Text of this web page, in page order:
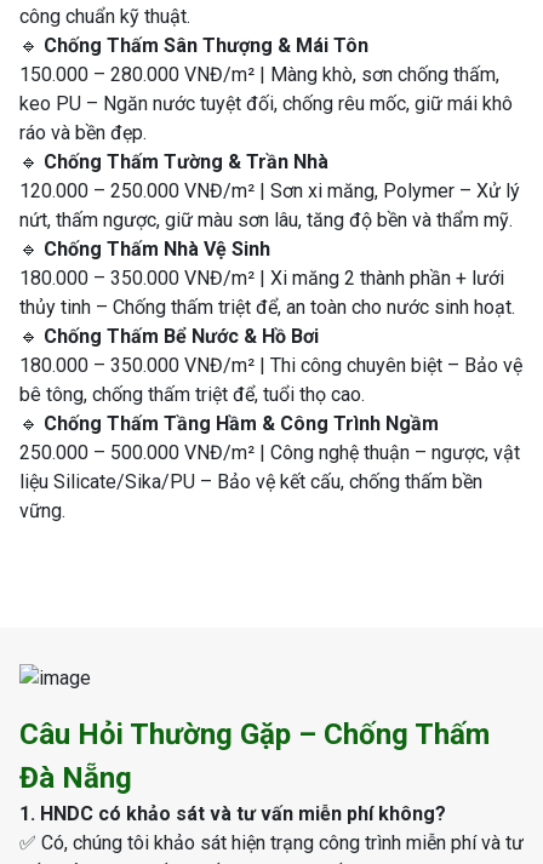
công chuẩn kỹ thuật.
🔹 Chống Thấm Sân Thượng & Mái Tôn
150.000 – 280.000 VNĐ/m² | Màng khò, sơn chống thấm,
keo PU – Ngăn nước tuyệt đối, chống rêu mốc, giữ mái khô
ráo và bền đẹp.
🔹 Chống Thấm Tường & Trần Nhà
120.000 – 250.000 VNĐ/m² | Sơn xi măng, Polymer – Xử lý
nứt, thấm ngược, giữ màu sơn lâu, tăng độ bền và thẩm mỹ.
🔹 Chống Thấm Nhà Vệ Sinh
180.000 – 350.000 VNĐ/m² | Xi măng 2 thành phần + lưới
thủy tinh – Chống thấm triệt để, an toàn cho nước sinh hoạt.
🔹 Chống Thấm Bể Nước & Hồ Bơi
180.000 – 350.000 VNĐ/m² | Thi công chuyên biệt – Bảo vệ
bê tông, chống thấm triệt để, tuổi thọ cao.
🔹 Chống Thấm Tầng Hầm & Công Trình Ngầm
250.000 – 500.000 VNĐ/m² | Công nghệ thuận – ngược, vật
liệu Silicate/Sika/PU – Bảo vệ kết cấu, chống thấm bền
vững.
Câu Hỏi Thường Gặp – Chống Thấm
Đà Nẵng
1. HNDC có khảo sát và tư vấn miễn phí không?
✅ Có, chúng tôi khảo sát hiện trạng công trình miễn phí và tư